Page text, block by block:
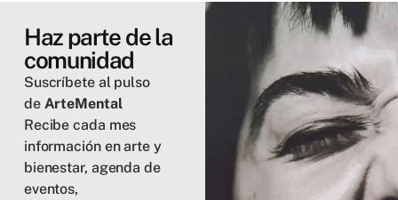
Haz parte de la
comunidad
Suscríbete al pulso
de ArteMental
Recibe cada mes
información en arte y
bienestar, agenda de
eventos,